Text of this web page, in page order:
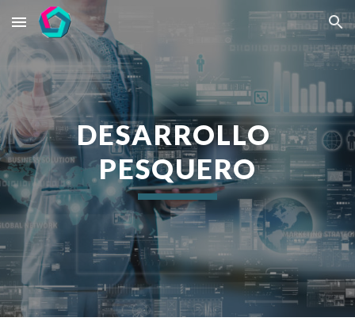
Skip to main content Skip to navigation
DESARROLLO
PESQUERO